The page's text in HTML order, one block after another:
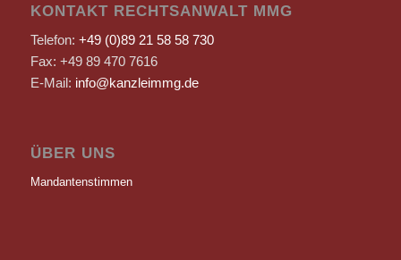
KONTAKT RECHTSANWALT MMG
Telefon: +49 (0)89 21 58 58 730
Fax: +49 89 470 7616
E-Mail: info@kanzleimmg.de
ÜBER UNS
Mandantenstimmen